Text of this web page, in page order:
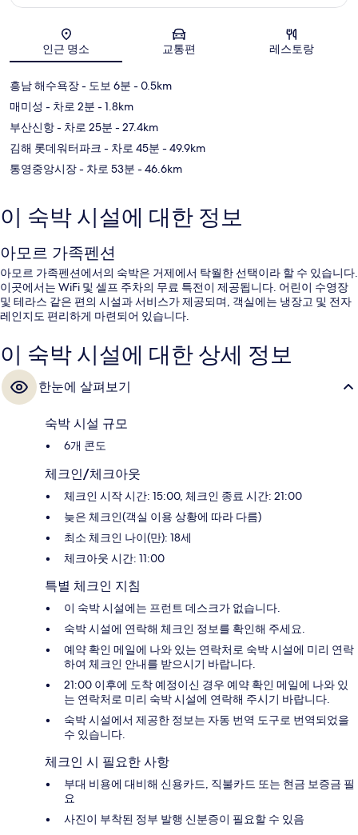
지도
인근 명소 교통편 레스토랑
흥남 해수욕장- 도보 6분 - 0.5km
매미성 - 차로 2분 - 1.8km
부산신항- 차로 25분 - 27.4km
김해 롯데워터파크 - 차로 45분 - 49.9km
통영중앙시장- 차로 53분 - 46.6km
이 숙박 시설에 대한 정보
아모르 가족펜션
아모르 가족펜션에서의 숙박은 거제에서 탁월한 선택이라 할 수 있습니다.
이곳에서는 WiFi 및 셀프 주차의 무료 특전이 제공됩니다. 어린이 수영장
및 테라스 같은 편의 시설과 서비스가 제공되며, 객실에는 냉장고 및 전자
레인지도 편리하게 마련되어 있습니다.
이 숙박 시설에 대한 상세 정보
한눈에 살펴보기
숙박 시설 규모
6개 콘도
체크인/체크아웃
체크인 시작 시간: 15:00, 체크인 종료 시간: 21:00
늦은 체크인(객실 이용 상황에 따라 다름)
최소 체크인 나이(만): 18세
체크아웃 시간: 11:00
특별 체크인 지침
이 숙박 시설에는 프런트 데스크가 없습니다.
숙박 시설에 연락해 체크인 정보를 확인해 주세요.
예약 확인 메일에 나와 있는 연락처로 숙박 시설에 미리 연락
하여 체크인 안내를 받으시기 바랍니다.
21:00 이후에 도착 예정이신 경우 예약 확인 메일에 나와 있
는 연락처로 미리 숙박 시설에 연락해 주시기 바랍니다.
숙박 시설에서 제공한 정보는 자동 번역 도구로 번역되었을
수 있습니다.
체크인 시 필요한 사항
부대 비용에 대비해 신용카드, 직불카드 또는 현금 보증금 필
요
사진이 부착된 정부 발행 신분증이 필요할 수 있음